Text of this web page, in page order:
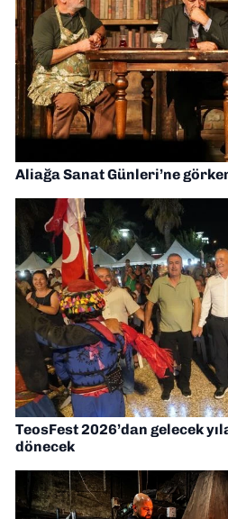
Aliağa Sanat Günleri’ne
TeosFest 2026’dan gelecek
dönecek